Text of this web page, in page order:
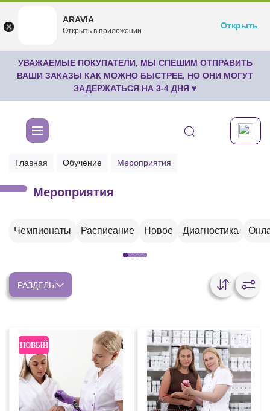
undefined
Бесплатноru.aravia.new
Открыть
УВАЖАЕМЫЕ ПОКУПАТЕЛИ, МЫ СПЕШИМ ОТПРАВИТЬ
ВАШИ ЗАКАЗЫ КАК МОЖНО БЫСТРЕЕ, НО ОНИ МОГУТ
ЗАДЕРЖАТЬСЯ НА 3-4 ДНЯ ♥
Главная Обучение Мероприятия
Мероприятия
Чемпионаты Расписание Новое Диагностика
РАЗДЕЛЫ
НОВЫЙ
ARAVIA
Открыть в приложении
Открыть